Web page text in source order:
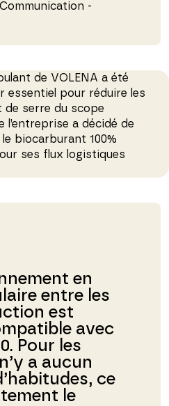
-
de VOLENA a été
essentiel pour réduire les
de serre du scope
l’entreprise a décidé de
biocarburant 100%
ses flux logistiques
en
entre les
est
avec
Pour les
a aucun
ce
le